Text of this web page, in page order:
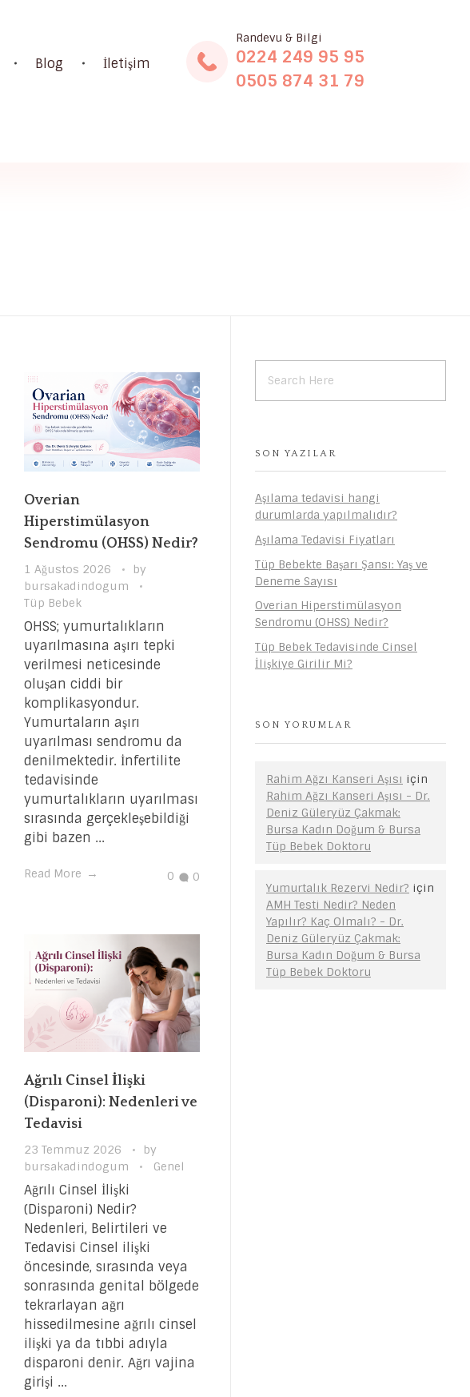
Blog İletişim
Randevu & Bilgi
0224 249 95 95
0505 874 31 79
Overian
Hiperstimülasyon
Sendromu (OHSS) Nedir?
1 Ağustos 2026
by
bursakadindogum
Tüp Bebek
OHSS; yumurtalıkların
uyarılmasına aşırı tepki
verilmesi neticesinde
oluşan ciddi bir
komplikasyondur.
Yumurtaların aşırı
uyarılması sendromu da
denilmektedir. İnfertilite
tedavisinde
yumurtalıkların uyarılması
sırasında gerçekleşebildiği
gibi bazen ...
Read More 0 0
Ağrılı Cinsel İlişki
(Disparoni): Nedenleri ve
Tedavisi
23 Temmuz 2026
by
bursakadindogum
Genel
Ağrılı Cinsel İlişki
(Disparoni) Nedir?
Nedenleri, Belirtileri ve
Tedavisi Cinsel ilişki
öncesinde, sırasında veya
sonrasında genital bölgede
tekrarlayan ağrı
hissedilmesine ağrılı cinsel
ilişki ya da tıbbi adıyla
disparoni denir. Ağrı vajina
girişi ...
SON YAZILAR
Aşılama tedavisi hangi
durumlarda yapılmalıdır?
Aşılama Tedavisi Fiyatları
Tüp Bebekte Başarı Şansı: Yaş ve
Deneme Sayısı
Overian Hiperstimülasyon
Sendromu (OHSS) Nedir?
Tüp Bebek Tedavisinde Cinsel
İlişkiye Girilir Mi?
SON YORUMLAR
Rahim Ağzı Kanseri Aşısı için
Rahim Ağzı Kanseri Aşısı - Dr.
Deniz Güleryüz Çakmak:
Bursa Kadın Doğum & Bursa
Tüp Bebek Doktoru
Yumurtalık Rezervi Nedir? için
AMH Testi Nedir? Neden
Yapılır? Kaç Olmalı? - Dr.
Deniz Güleryüz Çakmak:
Bursa Kadın Doğum & Bursa
Tüp Bebek Doktoru